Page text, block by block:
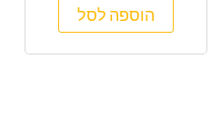
הוספה לסל